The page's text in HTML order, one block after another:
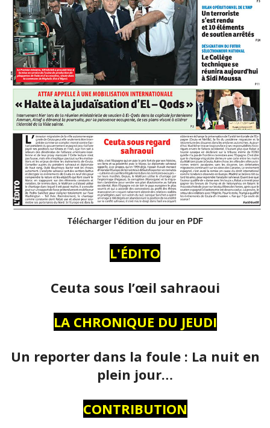
Télécharger l'édition du jour en PDF
L'ÉDITO
Ceuta sous l’œil sahraoui
LA CHRONIQUE DU JEUDI
Un reporter dans la foule : La nuit en
plein jour…
CONTRIBUTION